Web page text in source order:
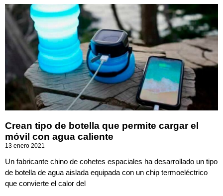
Crean tipo de botella que permite cargar el
móvil con agua caliente
13 enero 2021
Un fabricante chino de cohetes espaciales ha desarrollado un tipo
de botella de agua aislada equipada con un chip termoeléctrico
que convierte el calor del